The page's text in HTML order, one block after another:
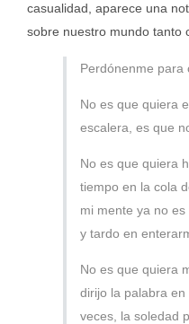
casualidad, aparece una
sobre nuestro mundo tanto
Perdónenme para
No es que quiera
escalera, es que
No es que quiera
tiempo en la cola
mi mente ya no
y tardo en
No es que quiera
dirijo la palabra
veces, la soledad